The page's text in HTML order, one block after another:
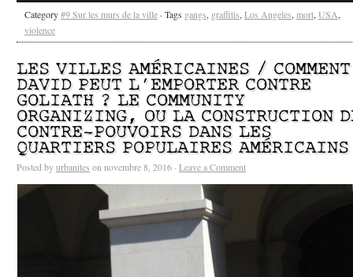
Category#9 Sur les murs de la ville · Tags gangs, graffitis, Los Angeles, mort, USA,
violence
LES VILLES AMÉRICAINES / COMMENT
DAVID PEUT L’EMPORTER CONTRE
GOLIATH ? LE COMMUNITY
ORGANIZING, OU LA CONSTRUCTION
CONTRE-POUVOIRS DANS LES
QUARTIERS POPULAIRES AMÉRICAINS
Posted byurbanites on novembre 8, 2016 · Leave a Comment